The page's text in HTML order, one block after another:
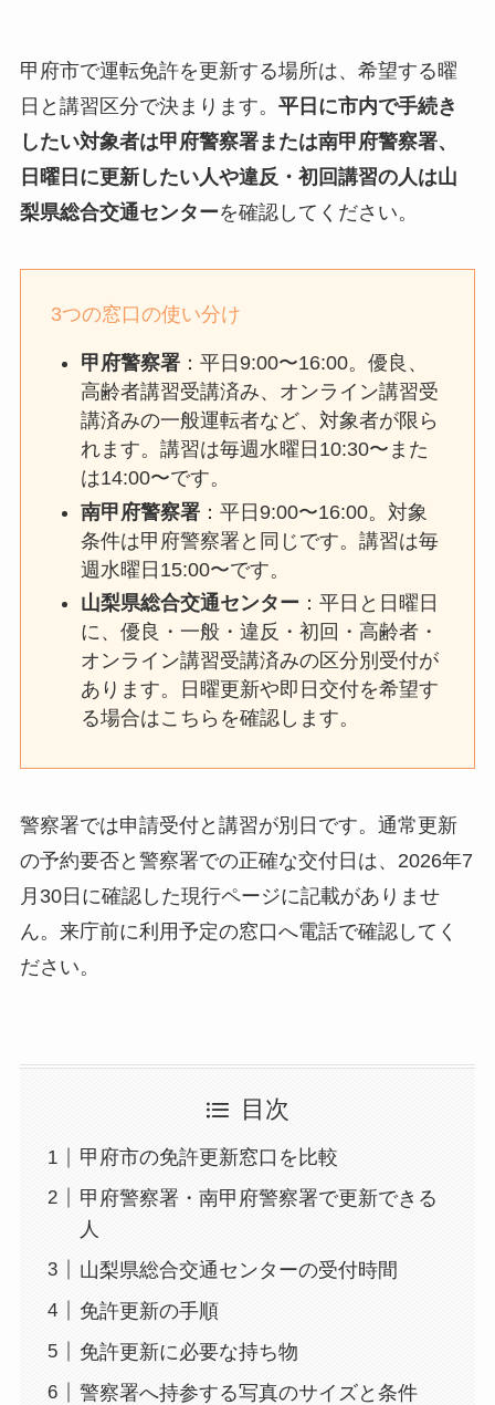
甲府市で運転免許を更新する場所は、希望する曜
日と講習区分で決まります。 平日に市内で手続き
したい対象者は甲府警察署または南甲府警察署、
日曜日に更新したい人や違反・初回講習の人は山
梨県総合交通センターを確認してください。
3つの窓口の使い分け
甲府警察署：平日9:00〜16:00。優良、
高齢者講習受講済み、オンライン講習受
講済みの一般運転者など、対象者が限ら
れます。講習は毎週水曜日10:30〜また
は14:00〜です。
南甲府警察署：平日9:00〜16:00。対象
条件は甲府警察署と同じです。講習は毎
週水曜日15:00〜です。
山梨県総合交通センター ：平日と日曜日
に、優良・一般・違反・初回・高齢者・
オンライン講習受講済みの区分別受付が
あります。日曜更新や即日交付を希望す
る場合はこちらを確認します。
警察署では申請受付と講習が別日です。通常更新
の予約要否と警察署での正確な交付日は、2026年7
月30日に確認した現行ページに記載がありませ
ん。来庁前に利用予定の窓口へ電話で確認してく
ださい。
目次
甲府市の免許更新窓口を比較
甲府警察署・南甲府警察署で更新できる
人
山梨県総合交通センターの受付時間
免許更新の手順
免許更新に必要な持ち物
警察署へ持参する写真のサイズと条件